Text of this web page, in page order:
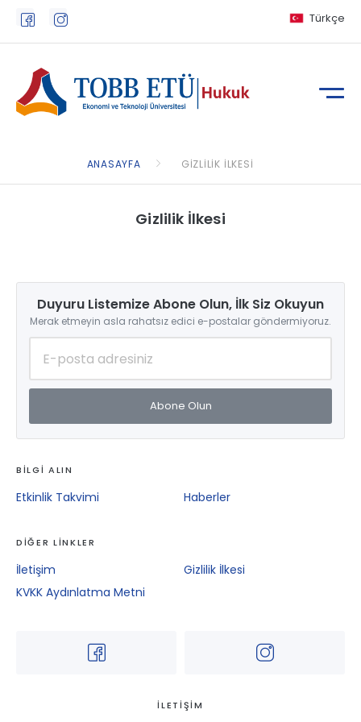
Türkçe
ANASAYFA GIZLILIK İLKESI
Gizlilik İlkesi
Duyuru Listemize Abone Olun, İlk Siz Okuyun
Merak etmeyin asla rahatsız edici e-postalar göndermiyoruz.
Abone Olun
BİLGİ ALIN
Etkinlik Takvimi Haberler
DİĞER LİNKLER
İletişim
Gizlilik İlkesi
KVKK Aydınlatma Metni
İLETİŞİM